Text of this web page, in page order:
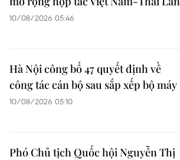
10/08/2026 05:46
Hà Nội công bố 47 quyết định về
công tác cán bộ sau sắp xếp bộ máy
10/08/2026 05:10
Phó Chủ tịch Quốc hội Nguyễn Thị